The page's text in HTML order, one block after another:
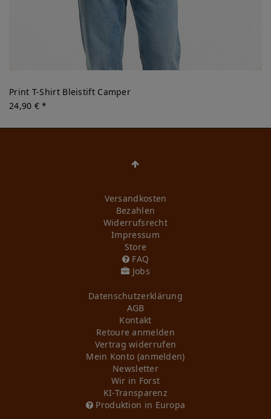
Print T-Shirt Bleistift Camper
24,90 € *
Versandkosten
Bezahlen
Widerrufs­recht
Impressum
Store
FAQ
Jobs
Daten­schutz­erklärung
AGB
Kontakt
Retoure anmelden
Vertrag widerrufen
Mein Konto (anmelden)
Newsletter
Wir in Forst
KI-Transparenz
Produktion in Europa